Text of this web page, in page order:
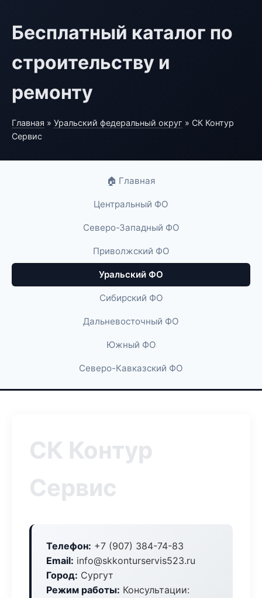
Бесплатный каталог по
строительству и
ремонту
Главная » Уральский федеральный округ » СК Контур
Сервис
🏠 Главная
Центральный ФО
Северо-Западный ФО
Приволжский ФО
Уральский ФО
Сибирский ФО
Дальневосточный ФО
Южный ФО
Северо-Кавказский ФО
СК Контур
Сервис
Телефон: +7 (907) 384-74-83
Email: info@skkonturservis523.ru
Город: Сургут
Режим работы: Консультации: